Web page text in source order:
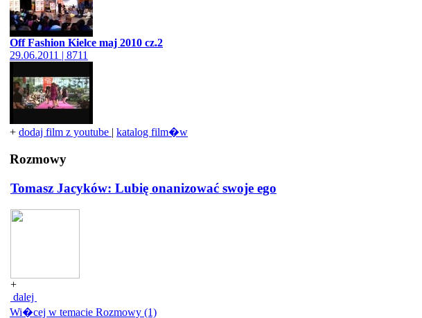
Off Fashion Kielce maj 2010 cz.2
29.06.2011 | 8711
+ dodaj film z youtube | katalog film�w
Rozmowy
Tomasz Jacyków: Lubię onanizować swoje ego
+
dalej
Wi�cej w temacie Rozmowy (1)